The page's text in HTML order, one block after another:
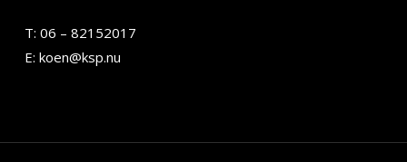
T: 06 – 82152017
E: koen@ksp.nu